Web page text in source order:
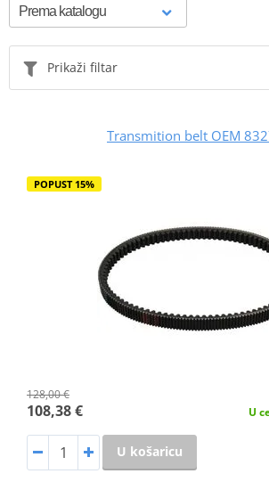
Prikaži filtar
Transmition belt OEM
POPUST 15%
128,00 €
108,38 € U
U košaricu